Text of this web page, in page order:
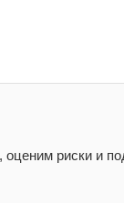
риски и